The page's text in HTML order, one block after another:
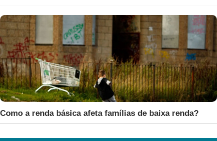
Como a renda básica afeta famílias de baixa renda?